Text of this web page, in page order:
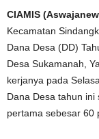
CIAMIS
Kecamatan
Dana Desa (DD)
Desa Sukamanah,
kerjanya pada
Dana Desa tahun
pertama sebesar 60